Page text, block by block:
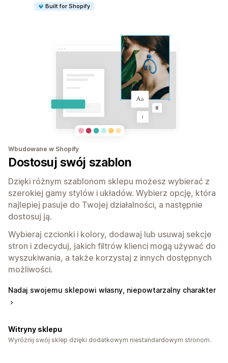
Built for Shopify
Wbudowane w Shopify
Dostosuj swój szablon
Dzięki różnym szablonom sklepu możesz wybierać z
szerokiej gamy stylów i układów. Wybierz opcję, która
najlepiej pasuje do Twojej działalności, a następnie
dostosuj ją.
Wybieraj czcionki i kolory, dodawaj lub usuwaj sekcje
stron i zdecyduj, jakich filtrów klienci mogą używać do
wyszukiwania, a także korzystaj z innych dostępnych
możliwości.
Nadaj swojemu sklepowi własny, niepowtarzalny charakter
Witryny sklepu
Wyróżnij swój sklep dzięki dodatkowym niestandardowym stronom.